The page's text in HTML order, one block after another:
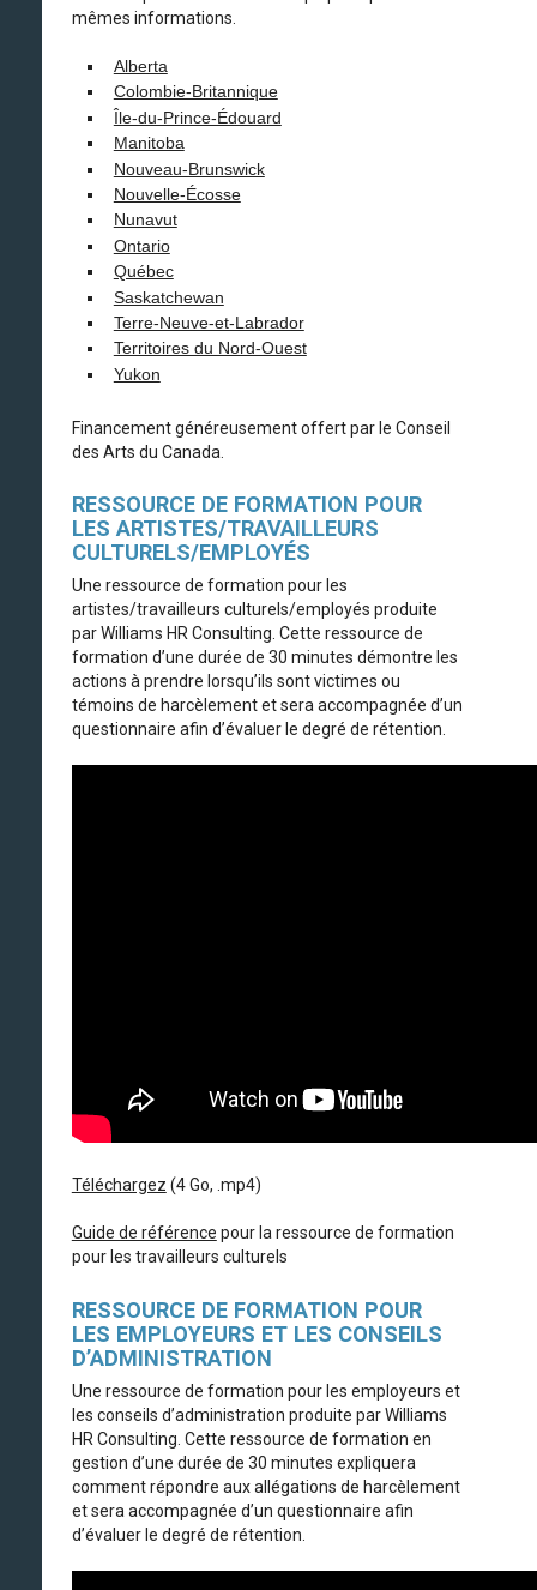
mêmes informations.
Alberta
Colombie-Britannique
Île-du-Prince-Édouard
Manitoba
Nouveau-Brunswick
Nouvelle-Écosse
Nunavut
Ontario
Québec
Saskatchewan
Terre-Neuve-et-Labrador
Territoires du Nord-Ouest
Yukon
Financement généreusement offert par le Conseil
des Arts du Canada.
RESSOURCE DE FORMATION POUR
LES ARTISTES/TRAVAILLEURS
CULTURELS/EMPLOYÉS
Une ressource de formation pour les
artistes/travailleurs culturels/employés produite
par Williams HR Consulting. Cette ressource de
formation d’une durée de 30 minutes démontre les
actions à prendre lorsqu’ils sont victimes ou
témoins de harcèlement et sera accompagnée d’un
questionnaire afin d’évaluer le degré de rétention.
Téléchargez (4 Go, .mp4)
Guide de référence pour la ressource de formation
pour les travailleurs culturels
RESSOURCE DE FORMATION POUR
LES EMPLOYEURS ET LES CONSEILS
D’ADMINISTRATION
Une ressource de formation pour les employeurs et
les conseils d’administration produite par Williams
HR Consulting. Cette ressource de formation en
gestion d’une durée de 30 minutes expliquera
comment répondre aux allégations de harcèlement
et sera accompagnée d’un questionnaire afin
d’évaluer le degré de rétention.